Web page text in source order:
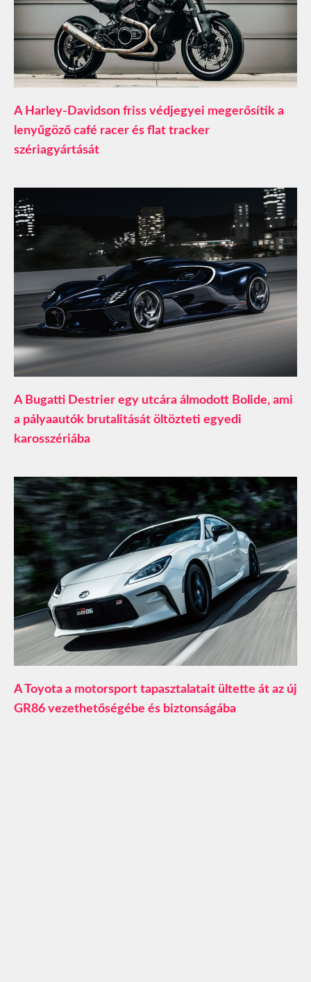
A Harley-Davidson friss védjegyei megerősítik a
lenyűgöző café racer és flat tracker
szériagyártását
A Bugatti Destrier egy utcára álmodott Bolide, ami
a pályaautók brutalitását öltözteti egyedi
karosszériába
A Toyota a motorsport tapasztalatait ültette át az új
GR86 vezethetőségébe és biztonságába